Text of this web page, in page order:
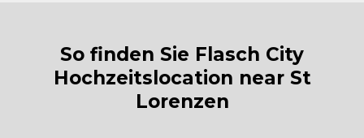
So finden Sie Flasch City
Hochzeitslocation near St
Lorenzen